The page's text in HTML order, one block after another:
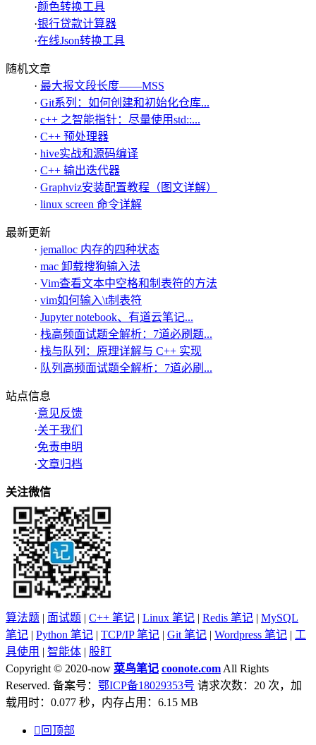
·颜色转换工具
·银行贷款计算器
·在线Json转换工具
随机文章
· 最大报文段长度——MSS
· Git系列：如何创建和初始化仓库...
· c++ 之智能指针：尽量使用std::...
· C++ 预处理器
· hive实战和源码编译
· C++ 输出迭代器
· Graphviz安装配置教程（图文详解）
· linux screen 命令详解
最新更新
· jemalloc 内存的四种状态
· mac 卸载搜狗输入法
· Vim查看文本中空格和制表符的方法
· vim如何输入\t制表符
· Jupyter notebook、有道云笔记...
· 栈高频面试题全解析：7道必刷题...
· 栈与队列：原理详解与 C++ 实现
· 队列高频面试题全解析：7道必刷...
站点信息
·意见反馈
·关于我们
·免责申明
·文章归档
关注微信
算法题 | 面试题 | C++ 笔记 | Linux 笔记 | Redis 笔记 | MySQL
笔记 | Python 笔记 | TCP/IP 笔记 | Git 笔记 | Wordpress 笔记 | 工
具使用 | 智能体 | 股盯
Copyright © 2020-now 菜鸟笔记 coonote.com All Rights
Reserved. 备案号： 鄂ICP备18029353号 请求次数：20 次，加
载用时：0.077 秒，内存占用：6.15 MB
 回顶部